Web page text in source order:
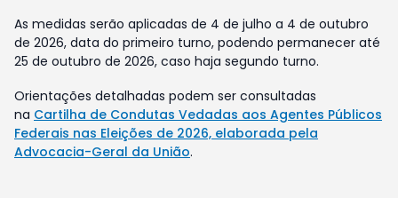
As medidas serão aplicadas de 4 de julho a 4 de outubro
de 2026, data do primeiro turno, podendo permanecer até
25 de outubro de 2026, caso haja segundo turno.
Orientações detalhadas podem ser consultadas
na Cartilha de Condutas Vedadas aos Agentes Públicos
Federais nas Eleições de 2026, elaborada pela
Advocacia-Geral da União.